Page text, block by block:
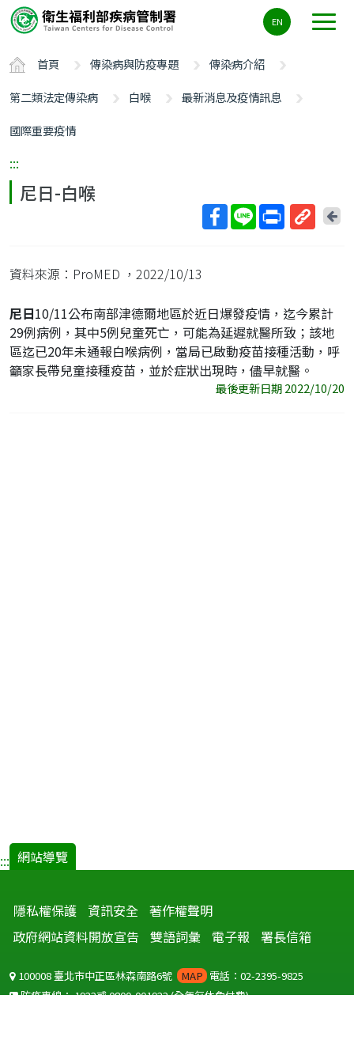
要
容
ALT+C
EN
首頁 傳染病與防疫專題
傳染病介紹
第二類法定傳染病
白喉
最新消息及疫情訊息
國際重要疫情
:::
尼日-白喉
址
回
資料來源：ProMED ，2022/10/13
尼日10/11公布南部津德爾地區於近日爆發疫情，迄今累計
29例病例，其中5例兒童死亡，可能為延遲就醫所致；該地
區迄已20年未通報白喉病例，當局已啟動疫苗接種活動，呼
籲家長帶兒童接種疫苗，並於症狀出現時，儘早就醫。
最後更新日期 2022/10/20
::: 網站導覽
隱私權保護 資訊安全 著作權聲明
政府網站資料開放宣告
雙語詞彙 電子報 署長信箱
100008 臺北市中正區林森南路6號 MAP 電話：02-2395-9825
防疫專線：1922或0800-001922(全年無休免付費)